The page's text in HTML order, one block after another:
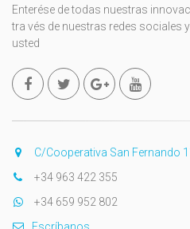
Enterése de todas nuestras
tra vés de nuestras redes sociales
usted
C/Cooperativa San Fernando
+34 963 422 355
+34 659 952 802